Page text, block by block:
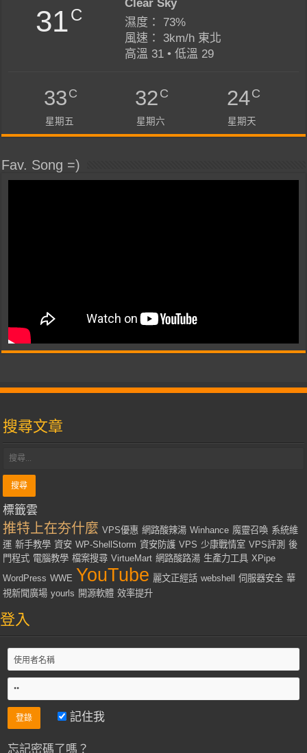
31C
Clear Sky
濕度： 73%
風速： 3km/h 東北
高溫 31 • 低溫 29
33C
星期五
32C
星期六
24C
星期天
Fav. Song =)
搜尋文章
標籤雲
推特上在夯什麼 VPS優惠 網路酸辣湯 Winhance 魔靈召喚 系統維
運 新手教學 資安 WP-ShellStorm 資安防護 VPS 少康戰情室 VPS評測 後
門程式 電腦教學 檔案搜尋 VirtueMart 網路酸路湯 生產力工具 XPipe
WordPress WWE YouTube 麗文正經話 webshell 伺服器安全 華
視新聞廣場 yourls 開源軟體 效率提升
登入
記住我
忘記密碼了嗎？